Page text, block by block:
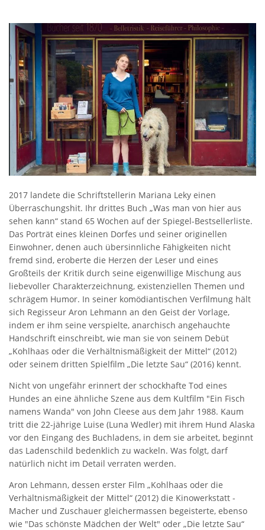
2017 landete die Schriftstellerin Mariana Leky einen
Überraschungshit. Ihr drittes Buch „Was man von hier aus
sehen kann“ stand 65 Wochen auf der Spiegel-Bestsellerliste.
Das Porträt eines kleinen Dorfes und seiner originellen
Einwohner, denen auch übersinnliche Fähigkeiten nicht
fremd sind, eroberte die Herzen der Leser und eines
Großteils der Kritik durch seine eigenwillige Mischung aus
liebevoller Charakterzeichnung, existenziellen Themen und
schrägem Humor. In seiner komödiantischen Verfilmung hält
sich Regisseur Aron Lehmann an den Geist der Vorlage,
indem er ihm seine verspielte, anarchisch angehauchte
Handschrift einschreibt, wie man sie von seinem Debüt
„Kohlhaas oder die Verhältnismäßigkeit der Mittel“ (2012)
oder seinem dritten Spielfilm „Die letzte Sau“ (2016) kennt.
Nicht von ungefähr erinnert der schockhafte Tod eines
Hundes an eine ähnliche Szene aus dem Kultfilm "Ein Fisch
namens Wanda" von John Cleese aus dem Jahr 1988. Kaum
tritt die 22-jährige Luise (Luna Wedler) mit ihrem Hund Alaska
vor den Eingang des Buchladens, in dem sie arbeitet, beginnt
das Ladenschild bedenklich zu wackeln. Was folgt, darf
natürlich nicht im Detail verraten werden.
Aron Lehmann, dessen erster Film „Kohlhaas oder die
Verhältnismäßigkeit der Mittel“ (2012) die Kinowerkstatt -
Macher und Zuschauer gleichermassen begeisterte, ebenso
wie "Das schönste Mädchen der Welt" oder „Die letzte Sau“